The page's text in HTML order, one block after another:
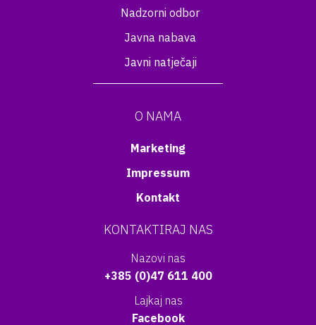
Nadzorni odbor
Javna nabava
Javni natječaji
O NAMA
Marketing
Impressum
Kontakt
KONTAKTIRAJ NAS
Nazovi nas
+385 (0)47 611 400
Lajkaj nas
Facebook